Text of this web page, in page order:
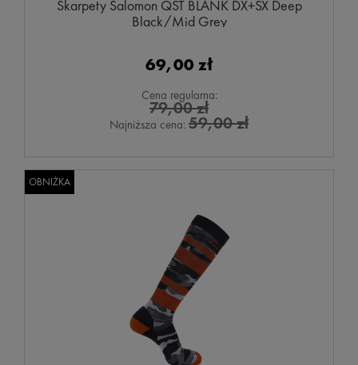
Skarpety Salomon QST BLANK DX+SX Deep
Black/Mid Grey
69,00 zł
Cena regularna:
79,00 zł
Najniższa cena: 59,00 zł
OBNIŻKA